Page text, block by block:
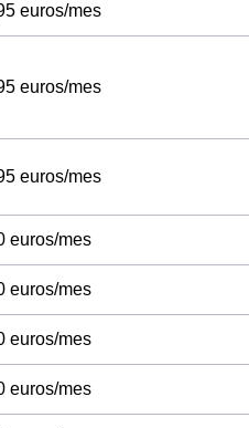
euros/mes
euros/mes
euros/mes
euros/mes
euros/mes
euros/mes
euros/mes